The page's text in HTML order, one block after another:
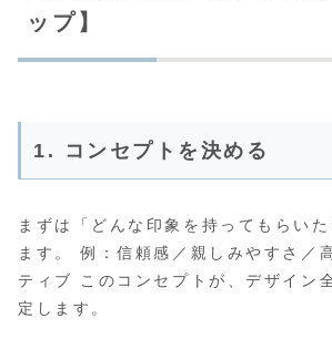
ップ】
1. コンセプトを決める
まずは「どんな印象を持ってもらい
ます。 例：信頼感／親しみやすさ／
ティブ このコンセプトが、デザイン
定します。